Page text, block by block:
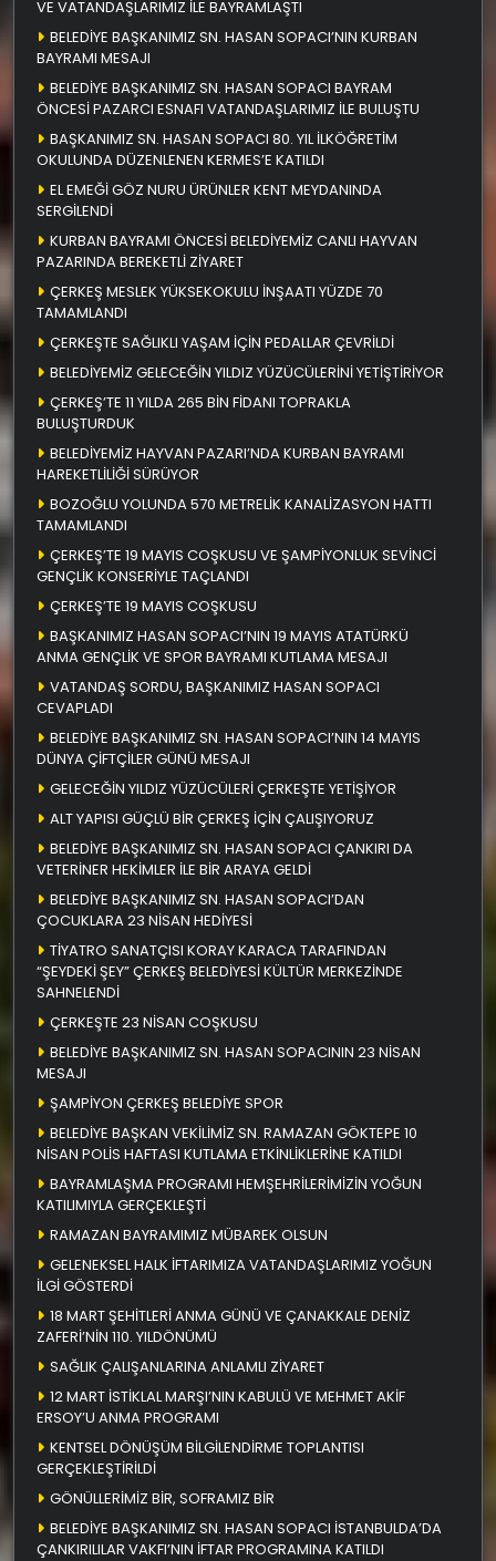
VE VATANDAŞLARIMIZ İLE BAYRAMLAŞTI
BELEDİYE BAŞKANIMIZ SN. HASAN SOPACI’NIN KURBAN
BAYRAMI MESAJI
BELEDİYE BAŞKANIMIZ SN. HASAN SOPACI BAYRAM
ÖNCESİ PAZARCI ESNAFI VATANDAŞLARIMIZ İLE BULUŞTU
BAŞKANIMIZ SN. HASAN SOPACI 80. YIL İLKÖĞRETİM
OKULUNDA DÜZENLENEN KERMES’E KATILDI
EL EMEĞİ GÖZ NURU ÜRÜNLER KENT MEYDANINDA
SERGİLENDİ
KURBAN BAYRAMI ÖNCESİ BELEDİYEMİZ CANLI HAYVAN
PAZARINDA BEREKETLİ ZİYARET
ÇERKEŞ MESLEK YÜKSEKOKULU İNŞAATI YÜZDE 70
TAMAMLANDI
ÇERKEŞTE SAĞLIKLI YAŞAM İÇİN PEDALLAR ÇEVRİLDİ
BELEDİYEMİZ GELECEĞİN YILDIZ YÜZÜCÜLERİNİ YETİŞTİRİYOR
ÇERKEŞ’TE 11 YILDA 265 BİN FİDANI TOPRAKLA
BULUŞTURDUK
BELEDİYEMİZ HAYVAN PAZARI’NDA KURBAN BAYRAMI
HAREKETLİLİĞİ SÜRÜYOR
BOZOĞLU YOLUNDA 570 METRELİK KANALİZASYON HATTI
TAMAMLANDI
ÇERKEŞ’TE 19 MAYIS COŞKUSU VE ŞAMPİYONLUK SEVİNCİ
GENÇLİK KONSERİYLE TAÇLANDI
ÇERKEŞ’TE 19 MAYIS COŞKUSU
BAŞKANIMIZ HASAN SOPACI’NIN 19 MAYIS ATATÜRKÜ
ANMA GENÇLİK VE SPOR BAYRAMI KUTLAMA MESAJI
VATANDAŞ SORDU, BAŞKANIMIZ HASAN SOPACI
CEVAPLADI
BELEDİYE BAŞKANIMIZ SN. HASAN SOPACI’NIN 14 MAYIS
DÜNYA ÇİFTÇİLER GÜNÜ MESAJI
GELECEĞİN YILDIZ YÜZÜCÜLERİ ÇERKEŞTE YETİŞİYOR
ALT YAPISI GÜÇLÜ BİR ÇERKEŞ İÇİN ÇALIŞIYORUZ
BELEDİYE BAŞKANIMIZ SN. HASAN SOPACI ÇANKIRI DA
VETERİNER HEKİMLER İLE BİR ARAYA GELDİ
BELEDİYE BAŞKANIMIZ SN. HASAN SOPACI’DAN
ÇOCUKLARA 23 NİSAN HEDİYESİ
TİYATRO SANATÇISI KORAY KARACA TARAFINDAN
“ŞEYDEKİ ŞEY” ÇERKEŞ BELEDİYESİ KÜLTÜR MERKEZİNDE
SAHNELENDİ
ÇERKEŞTE 23 NİSAN COŞKUSU
BELEDİYE BAŞKANIMIZ SN. HASAN SOPACININ 23 NİSAN
MESAJI
ŞAMPİYON ÇERKEŞ BELEDİYE SPOR
BELEDİYE BAŞKAN VEKİLİMİZ SN. RAMAZAN GÖKTEPE 10
NİSAN POLİS HAFTASI KUTLAMA ETKİNLİKLERİNE KATILDI
BAYRAMLAŞMA PROGRAMI HEMŞEHRİLERİMİZİN YOĞUN
KATILIMIYLA GERÇEKLEŞTİ
RAMAZAN BAYRAMIMIZ MÜBAREK OLSUN
GELENEKSEL HALK İFTARIMIZA VATANDAŞLARIMIZ YOĞUN
İLGİ GÖSTERDİ
18 MART ŞEHİTLERİ ANMA GÜNÜ VE ÇANAKKALE DENİZ
ZAFERİ’NİN 110. YILDÖNÜMÜ
SAĞLIK ÇALIŞANLARINA ANLAMLI ZİYARET
12 MART İSTİKLAL MARŞI’NIN KABULÜ VE MEHMET AKİF
ERSOY’U ANMA PROGRAMI
KENTSEL DÖNÜŞÜM BİLGİLENDİRME TOPLANTISI
GERÇEKLEŞTİRİLDİ
GÖNÜLLERİMİZ BİR, SOFRAMIZ BİR
BELEDİYE BAŞKANIMIZ SN. HASAN SOPACI İSTANBULDA’DA
ÇANKIRILILAR VAKFI’NIN İFTAR PROGRAMINA KATILDI